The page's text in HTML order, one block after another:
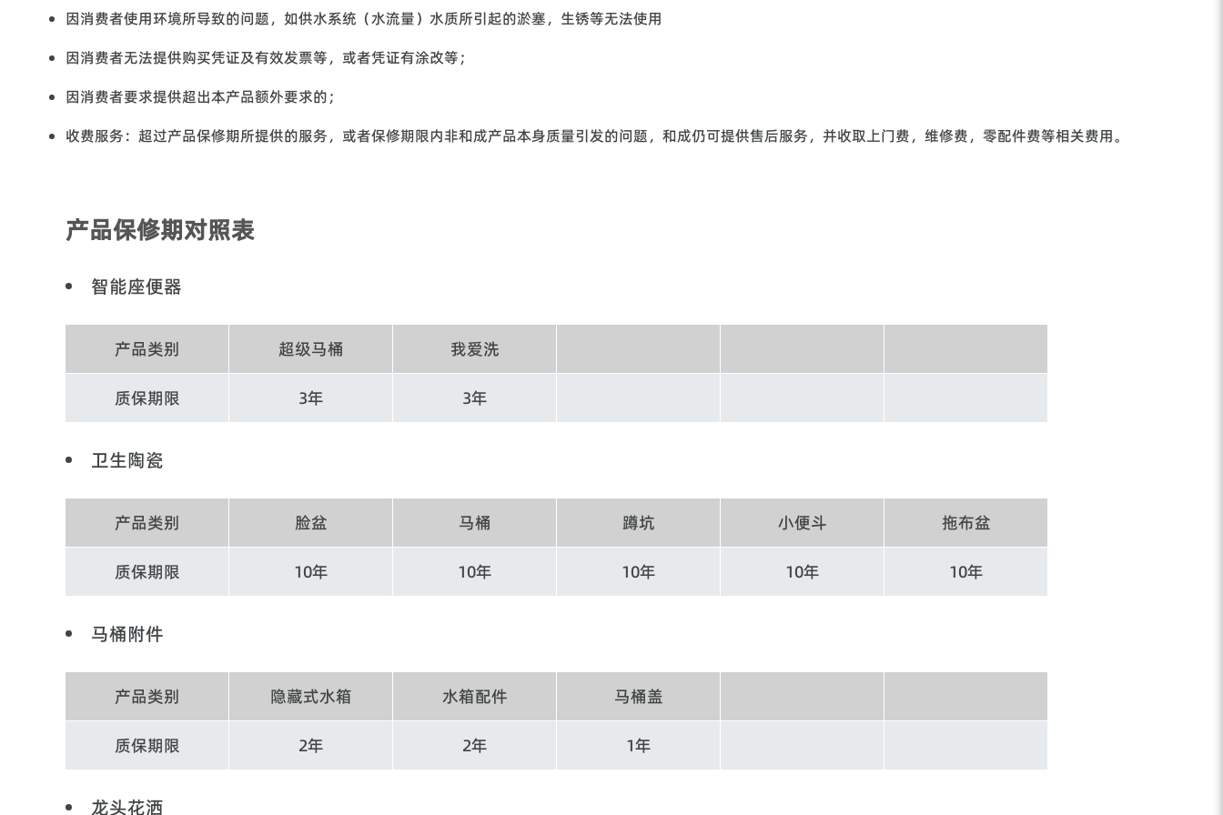
因消费者使用环境所导致的问题，如供水系统（水流量）水质所引起的淤塞，生锈等无法使用
因消费者无法提供购买凭证及有效发票等，或者凭证有涂改等；
因消费者要求提供超出本产品额外要求的；
收费服务：超过产品保修期所提供的服务，或者保修期限内非和成产品本身质量引发的问题，和成仍可提供售后服务，并收取上门费，维修费，零配件费等相关费用。
产品保修期对照表
智能座便器
产品类别 超级马桶 我爱洗
质保期限 3年 3年
卫生陶瓷
产品类别 脸盆 马桶 蹲坑 小便斗 拖布盆
质保期限 10年 10年 10年 10年 10年
马桶附件
产品类别 隐藏式水箱 水箱配件 马桶盖
质保期限 2年 2年 1年
龙头花洒